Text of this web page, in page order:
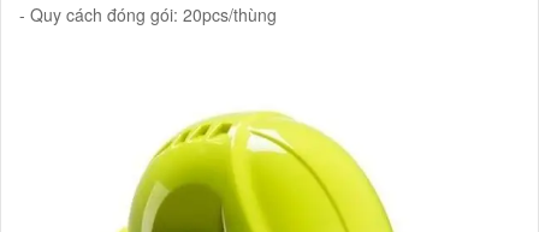
- Quy cách đóng gói: 20pcs/thùng